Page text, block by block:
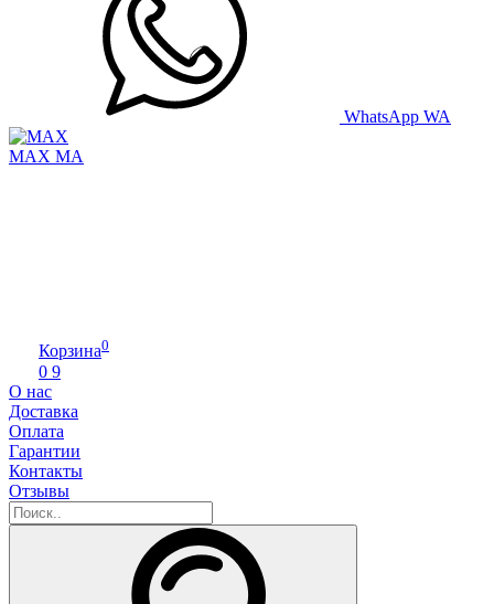
WhatsApp WA
MAX MA
Корзина0
0 9
О нас
Доставка
Оплата
Гарантии
Контакты
Отзывы